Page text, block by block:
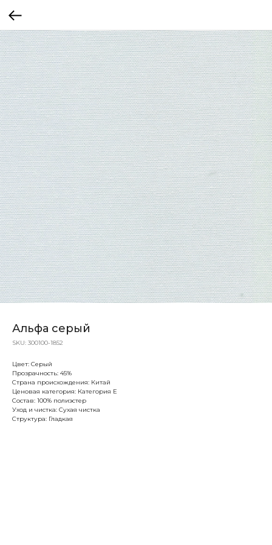
Альфа серый
SKU: 300100-1852
Цвет: Серый
Прозрачность: 45%
Страна происхождения: Китай
Ценовая категория: Категория Е
Состав: 100% полиэстер
Уход и чистка: Сухая чистка
Структура: Гладкая